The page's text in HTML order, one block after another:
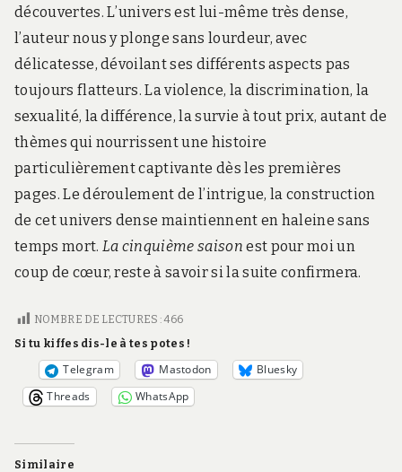
découvertes. L’univers est lui-même très dense,
l’auteur nous y plonge sans lourdeur, avec
délicatesse, dévoilant ses différents aspects pas
toujours flatteurs. La violence, la discrimination, la
sexualité, la différence, la survie à tout prix, autant de
thèmes qui nourrissent une histoire
particulièrement captivante dès les premières
pages. Le déroulement de l’intrigue, la construction
de cet univers dense maintiennent en haleine sans
temps mort. La cinquième saison est pour moi un
coup de cœur, reste à savoir si la suite confirmera.
NOMBRE DE LECTURES : 466
Si tu kiffes dis-le à tes potes !
Telegram Mastodon
Bluesky
Threads
WhatsApp
Similaire